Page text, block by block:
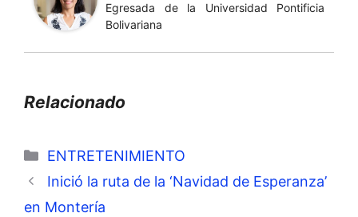
Egresada de la Universidad Pontificia
Bolivariana
Relacionado
Categorías
ENTRETENIMIENTO
Inició la ruta de la ‘Navidad de Esperanza’
en Montería